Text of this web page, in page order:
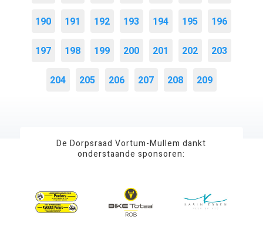
190 191 192 193 194 195 196
197 198 199 200 201 202 203
204 205 206 207 208 209
De Dorpsraad Vortum-Mullem dankt
onderstaande sponsoren: